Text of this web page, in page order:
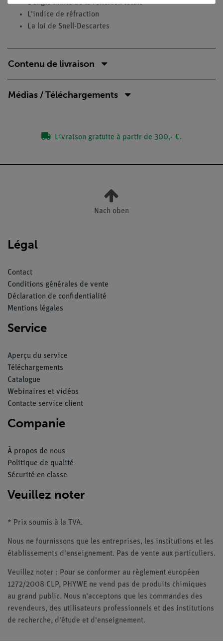
L'angle limite de la réflexion totale
L'indice de réfraction
La loi de Snell-Descartes
Contenu de livraison
Médias / Téléchargements
Livraison gratuite à partir de 300,- €.
Nach oben
Légal
Contact
Conditions générales de vente
Déclaration de confidentialité
Mentions légales
Service
Aperçu du service
Téléchargements
Catalogue
Webinaires et vidéos
Contacte service client
Companie
À propos de nous
Politique de qualité
Sécurité en classe
Veuillez noter
* Prix soumis à la TVA.
Nous ne fournissons que les entreprises, les institutions et les
établissements d'enseignement. Pas de vente aux particuliers.
Veuillez noter : Pour se conformer au règlement européen
1272/2008 CLP, PHYWE ne vend pas de produits chimiques
au grand public. Nous n'acceptons que les commandes des
revendeurs, des utilisateurs professionnels et des institutions
de recherche, d'étude et d'enseignement.